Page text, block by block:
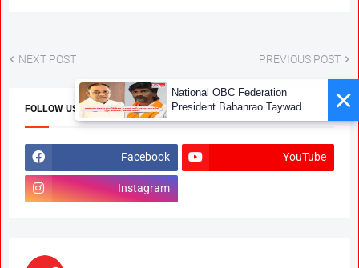
NEXT POST PREVIOUS POST
FOLLOW US
Facebook YouTube
Instagram
×
National OBC Federation
President Babanrao Taywade
Claims Only 27 Kunbi
Marathwada After September 2
GR; Alarming News for Mano